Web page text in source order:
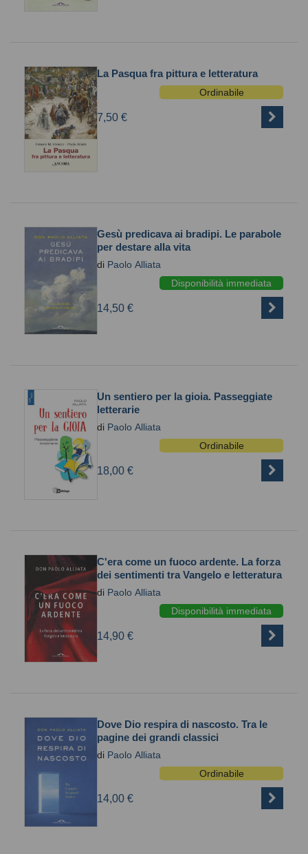
La Pasqua fra pittura e letteratura
Ordinabile
7,50 €
Gesù predicava ai bradipi. Le parabole
per destare alla vita
di Paolo Alliata
Disponibilità immediata
14,50 €
Un sentiero per la gioia. Passeggiate
letterarie
di Paolo Alliata
Ordinabile
18,00 €
C'era come un fuoco ardente. La forza
dei sentimenti tra Vangelo e letteratura
di Paolo Alliata
Disponibilità immediata
14,90 €
Dove Dio respira di nascosto. Tra le
pagine dei grandi classici
di Paolo Alliata
Ordinabile
14,00 €